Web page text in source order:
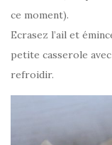
ce moment).
Ecrasez l’ail et
petite casserole
refroidir.